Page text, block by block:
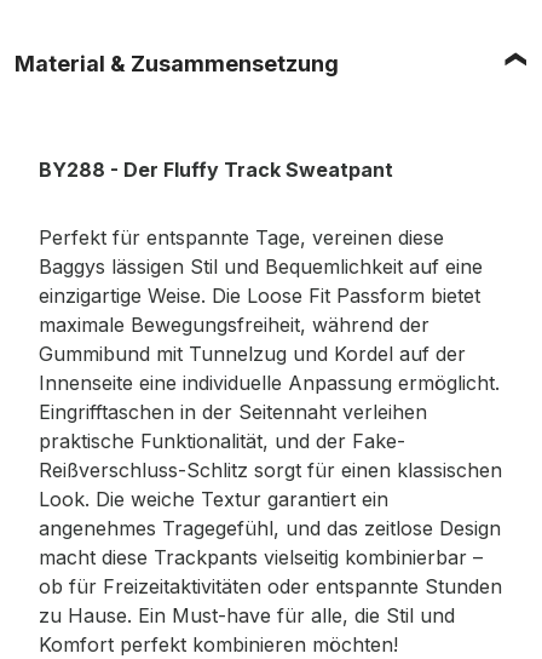
Material & Zusammensetzung
BY288 - Der Fluffy Track Sweatpant
Perfekt für entspannte Tage, vereinen diese
Baggys lässigen Stil und Bequemlichkeit auf eine
einzigartige Weise. Die Loose Fit Passform bietet
maximale Bewegungsfreiheit, während der
Gummibund mit Tunnelzug und Kordel auf der
Innenseite eine individuelle Anpassung ermöglicht.
Eingrifftaschen in der Seitennaht verleihen
praktische Funktionalität, und der Fake-
Reißverschluss-Schlitz sorgt für einen klassischen
Look. Die weiche Textur garantiert ein
angenehmes Tragegefühl, und das zeitlose Design
macht diese Trackpants vielseitig kombinierbar –
ob für Freizeitaktivitäten oder entspannte Stunden
zu Hause. Ein Must-have für alle, die Stil und
Komfort perfekt kombinieren möchten!